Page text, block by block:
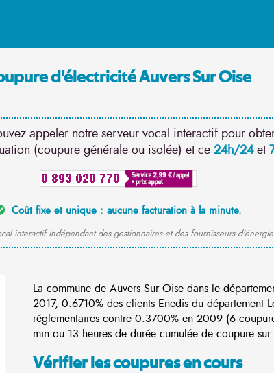
d'électricité Auvers Sur Oise
appeler notre serveur vocal interactif pour
(coupure générale ou isolée) et ce 24h/24et
Coût fixe et unique : aucune facturation à la minute.
interactif indépendant des gestionnaires et des fournisseurs d'énergie.
La commune de Auvers Sur Oise dans le
2017, 0.6710% des clients Enedis du département
réglementaires contre 0.3700% en 2009 (6
min ou 13 heures de durée cumulée de coupure sur
Vérifier les coupures en cours